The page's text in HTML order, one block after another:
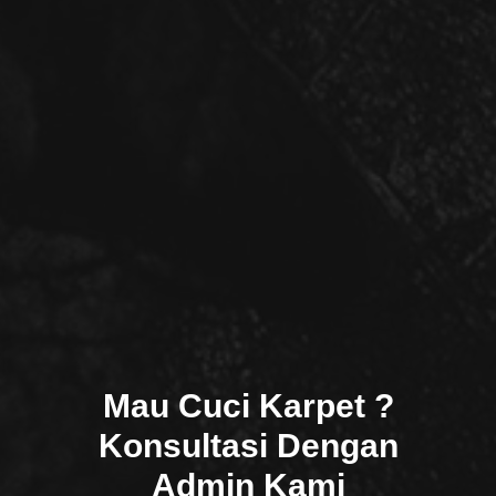
Mau Cuci Karpet ?
Konsultasi Dengan
Admin Kami